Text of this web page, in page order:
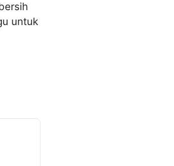
untuk